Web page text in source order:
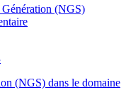
(NGS) dans le domaine